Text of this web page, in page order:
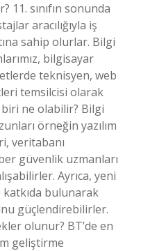
11. sınıfın sonunda
aracılığıyla iş
sahip olurlar. Bilgi
bilgisayar
teknisyen, web
temsilcisi olarak
biri ne olabilir? Bilgi
örneğin yazılım
veritabanı
güvenlik uzmanları
Ayrıca, yeni
bulunarak
güçlendirebilirler.
olunur? BT’de en
geliştirme